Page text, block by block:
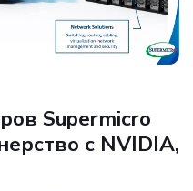
Supermicro
с NVIDIA,